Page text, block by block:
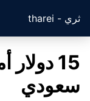
ثري - tharei
15
سعودي